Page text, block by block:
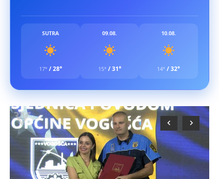
SUTRA
17° /28°
09.08.
15° / 31°
10.08.
14° /32°